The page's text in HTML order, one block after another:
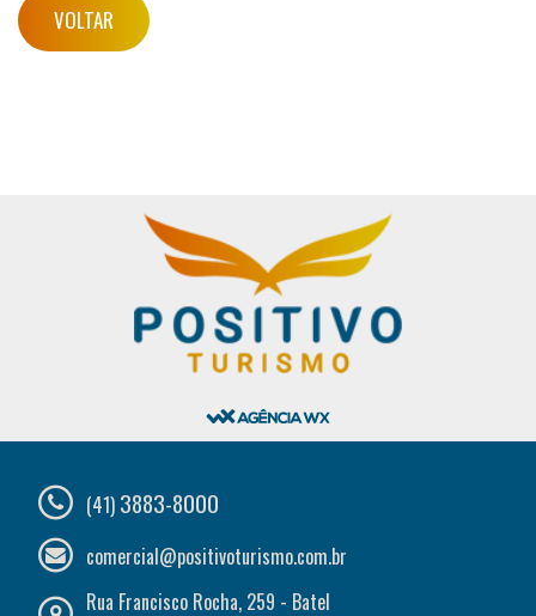
VOLTAR
(41) 3883-8000
comercial@positivoturismo.com.br
Rua Francisco Rocha, 259 - Batel